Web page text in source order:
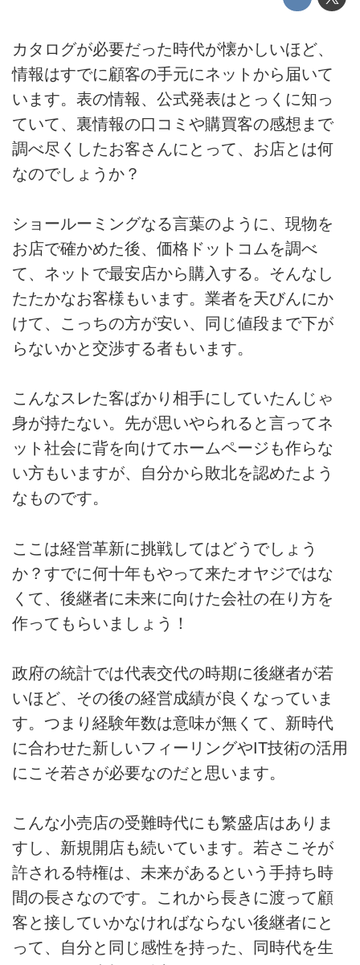
カタログが必要だった時代が懐かしいほど、
情報はすでに顧客の手元にネットから届いて
います。表の情報、公式発表はとっくに知っ
ていて、裏情報の口コミや購買客の感想まで
調べ尽くしたお客さんにとって、お店とは何
なのでしょうか？
ショールーミングなる言葉のように、現物を
お店で確かめた後、価格ドットコムを調べ
て、ネットで最安店から購入する。そんなし
たたかなお客様もいます。業者を天びんにか
けて、こっちの方が安い、同じ値段まで下が
らないかと交渉する者もいます。
こんなスレた客ばかり相手にしていたんじゃ
身が持たない。先が思いやられると言ってネ
ット社会に背を向けてホームページも作らな
い方もいますが、自分から敗北を認めたよう
なものです。
ここは経営革新に挑戦してはどうでしょう
か？すでに何十年もやって来たオヤジではな
くて、後継者に未来に向けた会社の在り方を
作ってもらいましょう！
政府の統計では代表交代の時期に後継者が若
いほど、その後の経営成績が良くなっていま
す。つまり経験年数は意味が無くて、新時代
に合わせた新しいフィーリングやIT技術の活用
にこそ若さが必要なのだと思います。
こんな小売店の受難時代にも繁盛店はありま
すし、新規開店も続いています。若さこそが
許される特権は、未来があるという手持ち時
間の長さなのです。これから長きに渡って顧
客と接していかなければならない後継者にと
って、自分と同じ感性を持った、同時代を生